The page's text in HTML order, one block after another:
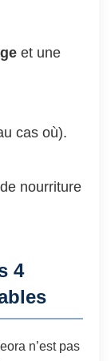
et une
cas où).
nourriture
4
n’est pas